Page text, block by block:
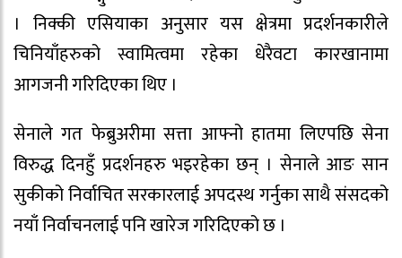
। निक्की एसियाका अनुसार यस क्षेत्रमा प्रदर्शनकारीले
चिनियाँहरुको स्वामित्वमा रहेका धेरैवटा कारखानामा
आगजनी गरिदिएका थिए ।
सेनाले गत फेब्रुअरीमा सत्ता आफ्नो हातमा लिएपछि सेना
विरुद्ध दिनहुँ प्रदर्शनहरु भइरहेका छन् । सेनाले आङ सान
सुकीको निर्वाचित सरकारलाई अपदस्थ गर्नुका साथै संसदको
नयाँ निर्वाचनलाई पनि खारेज गरिदिएको छ ।